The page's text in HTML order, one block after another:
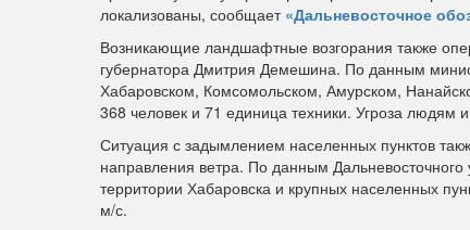
локализованы, сообщает «Дальневосточное
Возникающие ландшафтные возгорания также
губернатора Дмитрия Демешина. По данным
Хабаровском, Комсомольском, Амурском,
368 человек и 71 единица техники. Угроза людям
Ситуация с задымлением населенных пунктов
направления ветра. По данным
территории Хабаровска и крупных населенных
м/с.